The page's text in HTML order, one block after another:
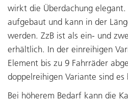
wirkt die Überdachung
aufgebaut und kann in der
werden. ZzB ist als ein- und
erhältlich. In der einreihigen
Element bis zu 9 Fahrräder
doppelreihigen Variante sind es
Bei höherem Bedarf kann die